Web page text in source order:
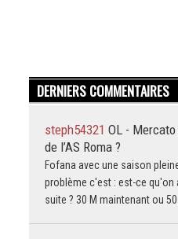
DERNIERS COMMENTAIRES
steph54321 OL -
de l’AS Roma ?
Fofana avec une saison
problème c'est : est-ce qu'on
suite ? 30 M maintenant ou 50